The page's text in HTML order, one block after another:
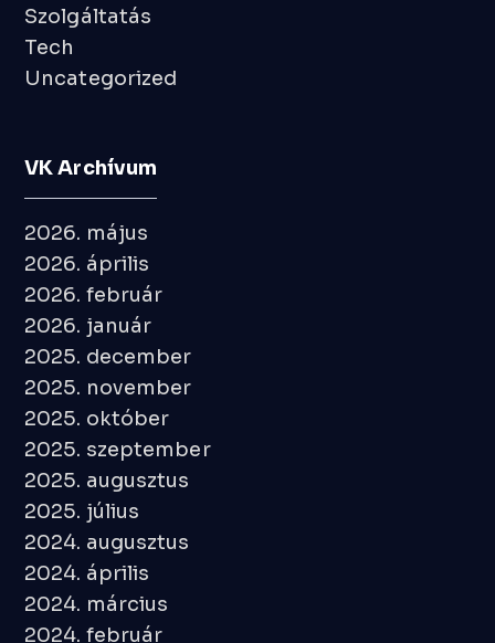
Szolgáltatás
Tech
Uncategorized
VK Archívum
2026. május
2026. április
2026. február
2026. január
2025. december
2025. november
2025. október
2025. szeptember
2025. augusztus
2025. július
2024. augusztus
2024. április
2024. március
2024. február